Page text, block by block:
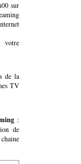
sur
votre
de la
TV
:
de